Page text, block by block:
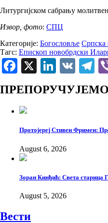
Литургијском сабрању
Извор, фото: СПЦ
Категорије: Богословље Српска
Тагс: Епископ новобрдски
Facebook
X VK
ПРЕПОРУЧУЈЕМО
Протојереј Стивен Фримен:
August 6, 2026
Зоран Кинђић: Света старица
August 5, 2026
Вести